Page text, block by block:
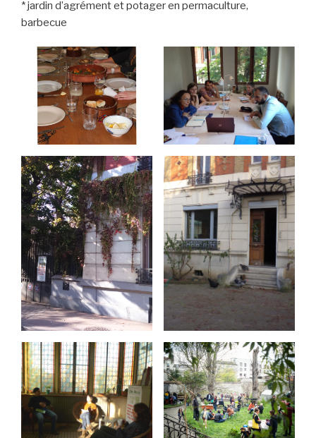
* jardin d’agrément et potager en permaculture,
barbecue